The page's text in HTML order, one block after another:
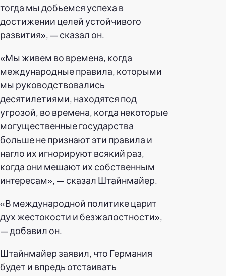
тогда мы добьемся успеха в
достижении целей устойчивого
развития», — сказал он.
«Мы живем во времена, когда
международные правила, которыми
мы руководствовались
десятилетиями, находятся под
угрозой, во времена, когда некоторые
могущественные государства
больше не признают эти правила и
нагло их игнорируют всякий раз,
когда они мешают их собственным
интересам», — сказал Штайнмайер.
«В международной политике царит
дух жестокости и безжалостности»,
— добавил он.
Штайнмайер заявил, что Германия
будет и впредь отстаивать